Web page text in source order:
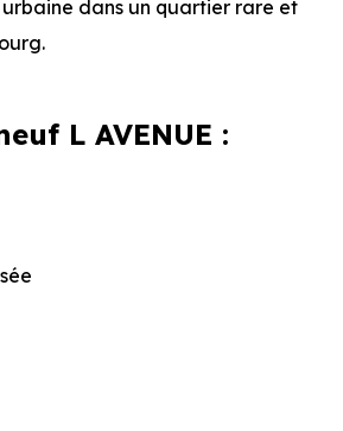
dans un quartier rare et
L AVENUE :